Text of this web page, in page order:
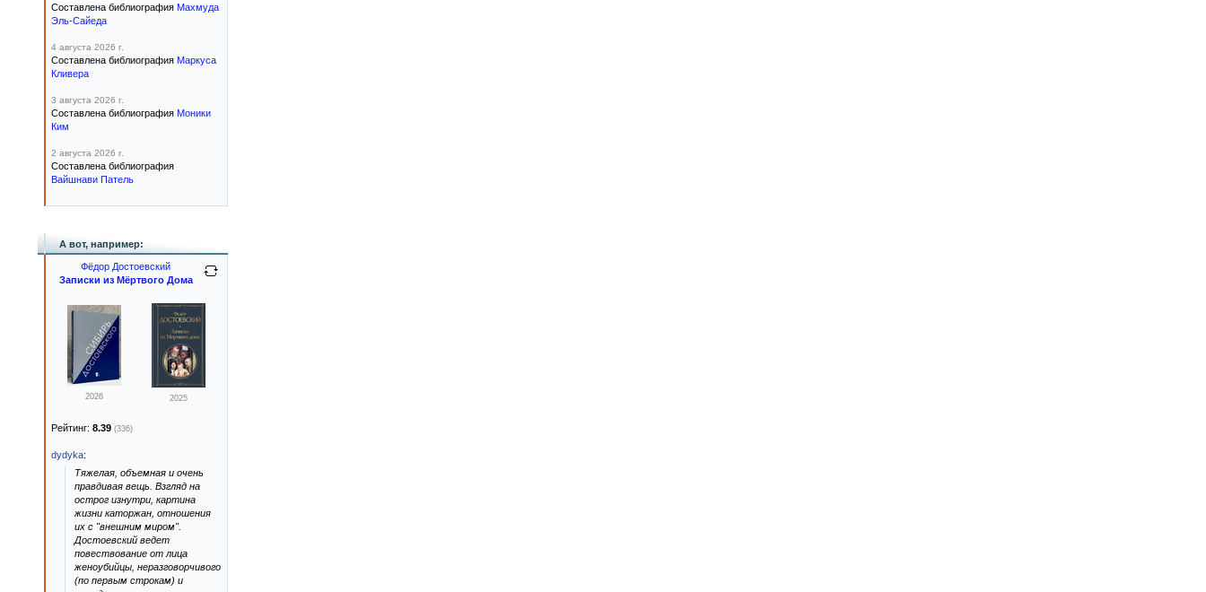
Составлена библиография Махмуда
Эль-Сайеда
4 августа 2026 г.
Составлена библиография Маркуса
Кливера
3 августа 2026 г.
Составлена библиография Моники
Ким
2 августа 2026 г.
Составлена библиография
Вайшнави Патель
А вот, например:
Фёдор Достоевский
Записки из Мёртвого Дома
2026 2025
Рейтинг: 8.39 (336)
dydyka:
Тяжелая, объемная и очень
правдивая вещь. Взгляд на
острог изнутри, картина
жизни каторжан, отношения
их с "внешним миром".
Достоевский ведет
повествование от лица
женоубийцы, неразговорчивого
(по первым строкам) и